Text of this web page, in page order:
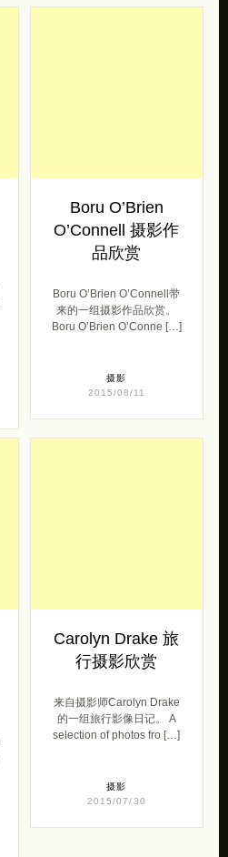
Boru O’Brien
O’Connell 摄影作
品欣赏
Boru O’Brien O’Connell带
来的一组摄影作品欣赏。
Boru O’Brien O’Conne […]
摄影
2015/08/11
Carolyn Drake 旅
行摄影欣赏
来自摄影师Carolyn Drake
的一组旅行影像日记。 A
selection of photos fro […]
摄影
2015/07/30